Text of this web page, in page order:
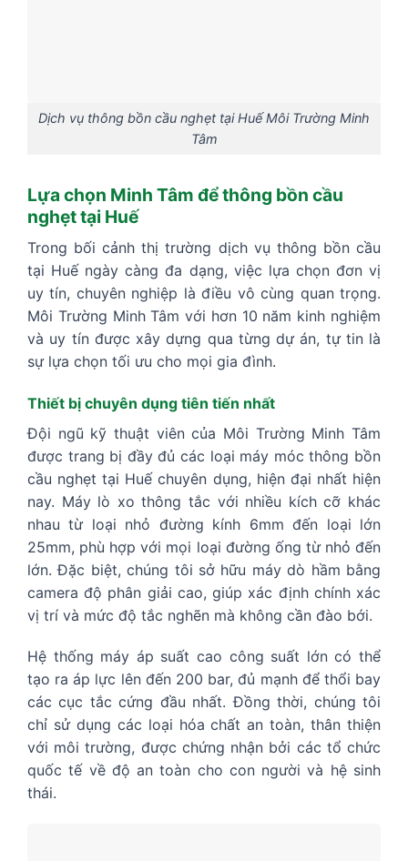
Dịch vụ thông bồn cầu nghẹt tại Huế Môi Trường Minh
Tâm
Lựa chọn Minh Tâm để thông bồn cầu
nghẹt tại Huế
Trong bối cảnh thị trường dịch vụ thông bồn cầu
tại Huế ngày càng đa dạng, việc lựa chọn đơn vị
uy tín, chuyên nghiệp là điều vô cùng quan trọng.
Môi Trường Minh Tâm với hơn 10 năm kinh nghiệm
và uy tín được xây dựng qua từng dự án, tự tin là
sự lựa chọn tối ưu cho mọi gia đình.
Thiết bị chuyên dụng tiên tiến nhất
Đội ngũ kỹ thuật viên của Môi Trường Minh Tâm
được trang bị đầy đủ các loại máy móc thông bồn
cầu nghẹt tại Huế chuyên dụng, hiện đại nhất hiện
nay. Máy lò xo thông tắc với nhiều kích cỡ khác
nhau từ loại nhỏ đường kính 6mm đến loại lớn
25mm, phù hợp với mọi loại đường ống từ nhỏ đến
lớn. Đặc biệt, chúng tôi sở hữu máy dò hầm bằng
camera độ phân giải cao, giúp xác định chính xác
vị trí và mức độ tắc nghẽn mà không cần đào bới.
Hệ thống máy áp suất cao công suất lớn có thể
tạo ra áp lực lên đến 200 bar, đủ mạnh để thổi bay
các cục tắc cứng đầu nhất. Đồng thời, chúng tôi
chỉ sử dụng các loại hóa chất an toàn, thân thiện
với môi trường, được chứng nhận bởi các tổ chức
quốc tế về độ an toàn cho con người và hệ sinh
thái.